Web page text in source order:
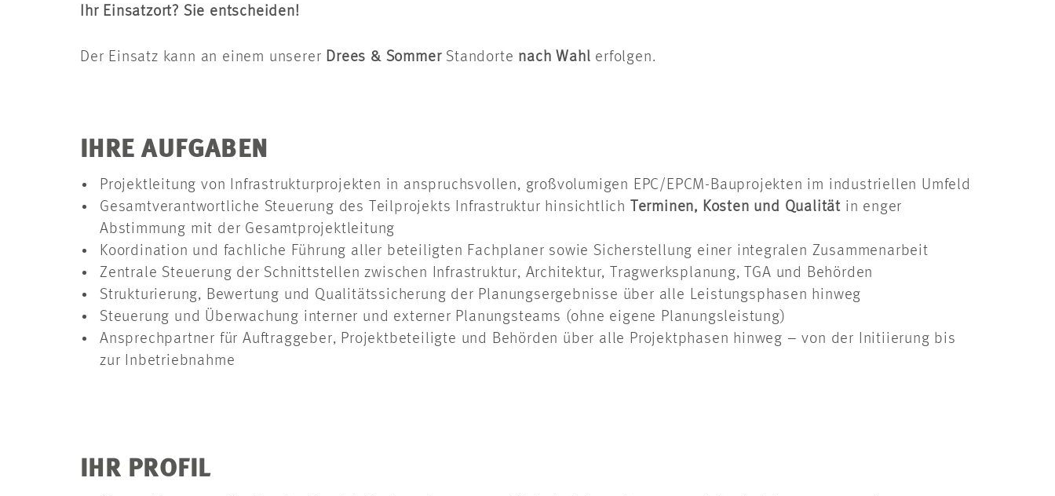
Ihr Einsatzort? Sie entscheiden!
Der Einsatz kann an einem unserer Drees & SommerStandorte nach Wahl erfolgen.
IHRE AUFGABEN
Projektleitung von Infrastrukturprojekten in anspruchsvollen, großvolumigen EPC/EPCM-Bauprojekten im industriellen Umfeld
Gesamtverantwortliche Steuerung des Teilprojekts Infrastruktur hinsichtlich Terminen, Kosten und Qualität in enger
Abstimmung mit der Gesamtprojektleitung
Koordination und fachliche Führung aller beteiligten Fachplaner sowie Sicherstellung einer integralen Zusammenarbeit
Zentrale Steuerung der Schnittstellen zwischen Infrastruktur, Architektur, Tragwerksplanung, TGA und Behörden
Strukturierung, Bewertung und Qualitätssicherung der Planungsergebnisse über alle Leistungsphasen hinweg
Steuerung und Überwachung interner und externer Planungsteams (ohne eigene Planungsleistung)
Ansprechpartner für Auftraggeber, Projektbeteiligte und Behörden über alle Projektphasen hinweg – von der Initiierung bis
zur Inbetriebnahme
IHR PROFIL